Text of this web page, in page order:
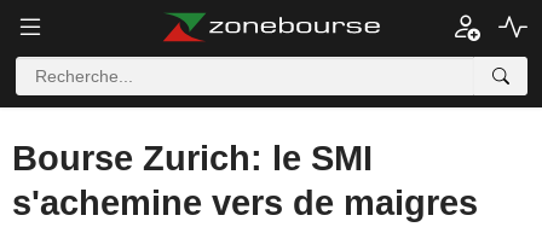
Bourse Zurich: le SMI
s'achemine vers de maigres